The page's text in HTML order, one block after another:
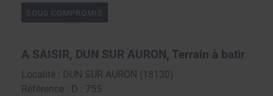
SOUS COMPROMIS
A SAISIR, DUN SUR AURON, Terrain à batir
Localité : DUN SUR AURON (18130)
Référence : D : 755